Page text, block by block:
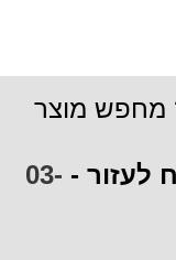
מחפש מוצר
לעזור - 03-